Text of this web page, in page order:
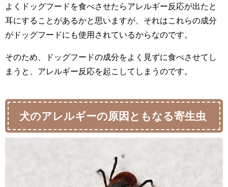
よくドッグフードを食べさせたらアレルギー反応が出たと
耳にすることがあるかと思いますが、それはこれらの成分
がドッグフードにも使用されているからなのです。
そのため、ドッグフードの成分をよく見ずに食べさせてし
まうと、アレルギー反応を起こしてしまうのです。
犬のアレルギーの原因ともなる寄生虫